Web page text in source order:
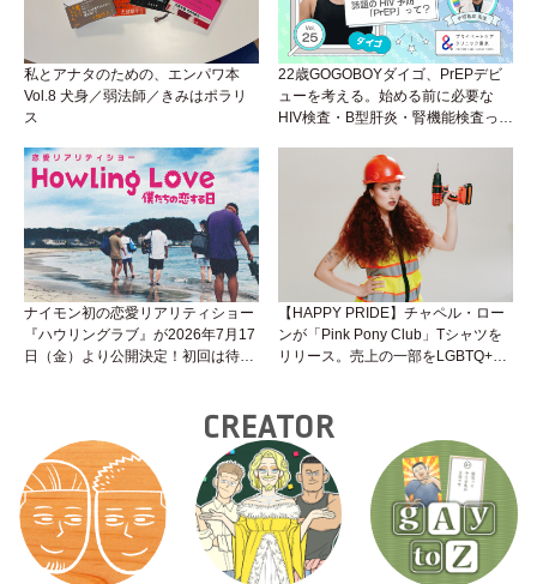
私とアナタのための、エンパワ本
Vol.8 犬身／弱法師／きみはポラリ
ス
22歳GOGOBOYダイゴ、PrEPデビ
ューを考える。始める前に必要な
HIV検査・B型肝炎・腎機能検査っ
性トーク～聞きにくいことは小堀先
生に聞けばイイ！（Vol.25）
ナイモン初の恋愛リアリティショー
『ハウリングラブ』が2026年7月17
日（金）より公開決定！初回は待望
【HAPPY PRIDE】チャペル・ロー
ンが「Pink Pony Club」Tシャツを
リリース。売上の一部をLGBTQ+＆
CREATOR